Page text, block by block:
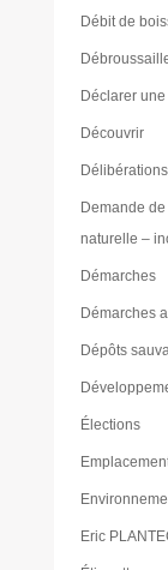
Débit de
Déclarer
Découvrir
Délibérations
Demande
naturelle –
Démarches
Démarches
Dépôts
Élections
Eric